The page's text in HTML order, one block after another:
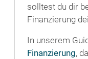
solltest du dir
Finanzierung
In unserem
Finanzierung,